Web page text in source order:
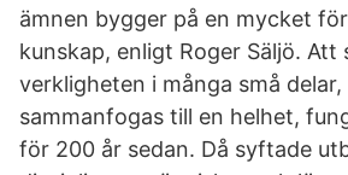
ämnen bygger på en mycket
kunskap, enligt Roger Säljö. Att
verkligheten i många små delar,
sammanfogas till en helhet,
för 200 år sedan. Då syftade